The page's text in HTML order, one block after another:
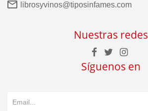
librosyvinos@tiposinfames.com
Nuestras redes
Síguenos en